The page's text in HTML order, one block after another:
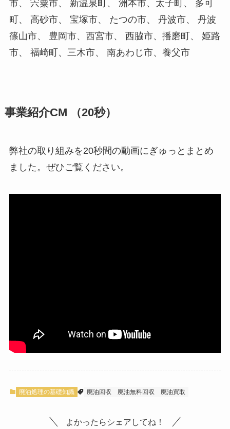
市、 宍粟市、 新温泉町、 洲本市、太子町、 多可
町、 高砂市、 宝塚市、 たつの市、 丹波市、 丹波
篠山市、 豊岡市、西宮市、 西脇市、播磨町、 姫路
市、 福崎町、三木市、 南あわじ市、養父市
事業紹介CM （20秒）
弊社の取り組みを20秒間の動画にぎゅっとまとめ
ました。ぜひご覧ください。
廃油処理の基礎知識 廃油回収 廃油無料回収 廃油買取
よかったらシェアしてね！